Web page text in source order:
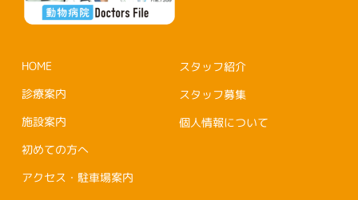
HOME
診療案内
施設案内
初めての方へ
アクセス・駐車場案内
スタッフ紹介
スタッフ募集
個人情報について